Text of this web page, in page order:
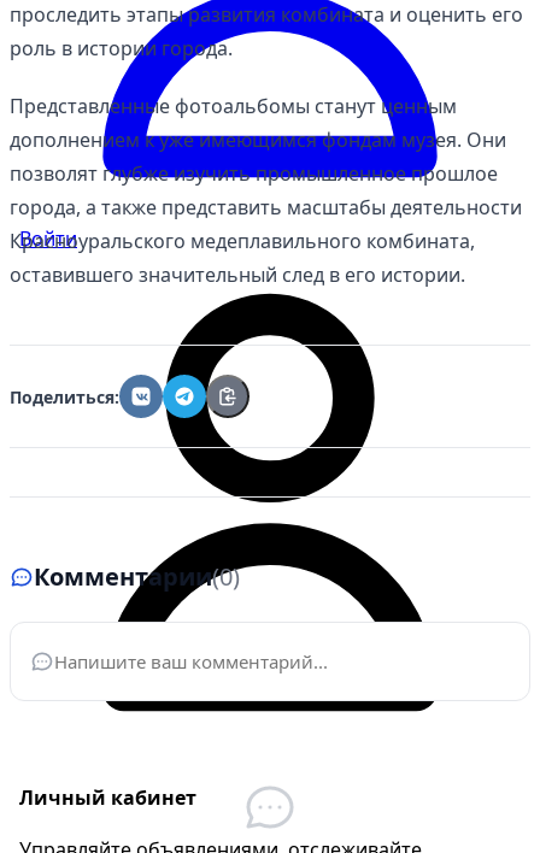
Войти
Личный кабинет
проследить этапы развития комбината и оценить его
роль в истории города.
Представленные фотоальбомы станут ценным
дополнением к уже имеющимся фондам музея. Они
позволят глубже изучить промышленное прошлое
города, а также представить масштабы деятельности
Красноуральского медеплавильного комбината,
оставившего значительный след в его истории.
Поделиться:
Комментарии(0)
Ваше имя*